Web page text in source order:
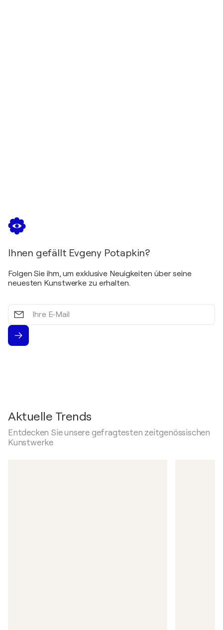
Ihnen gefällt Evgeny Potapkin?
Folgen Sie ihm, um exklusive Neuigkeiten über seine
neuesten Kunstwerke zu erhalten.
Ihre
E-
Mail
Aktuelle Trends
Entdecken Sie unsere gefragtesten zeitgenössischen
Kunstwerke